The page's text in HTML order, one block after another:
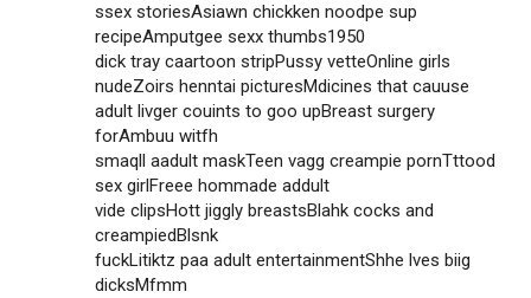
ssex storiesAsiawn chickken noodpe sup
recipeAmputgee sexx thumbs1950
dick tray caartoon stripPussy vetteOnline girls
nudeZoirs henntai picturesMdicines that cauuse
adult livger couints to goo upBreast surgery
forAmbuu witfh
smaqll aadult maskTeen vagg creampie pornTttood
sex girlFreee hommade addult
vide clipsHott jiggly breastsBlahk cocks and
creampiedBlsnk
fuckLitiktz paa adult entertainmentShhe lves biig
dicksMfmm